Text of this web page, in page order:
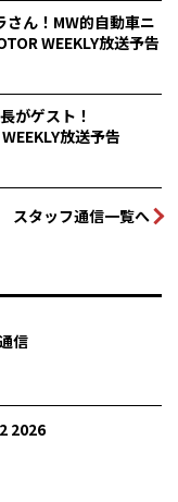
さん！MW的自動車ニ
WEEKLY放送予告
がゲスト！
放送予告
スタッフ通信一覧へ
信
2026